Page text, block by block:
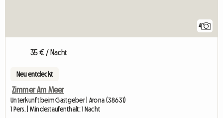
4
35 € / Nacht
Neu entdeckt
Zimmer Am Meer
Unterkunft beim Gastgeber | Arona (38631)
1 Pers. | Mindestaufenthalt: 1 Nacht